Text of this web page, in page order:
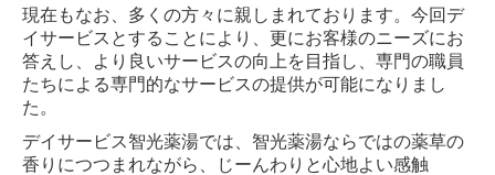
現在もなお、多くの方々に親しまれております。今回デ
イサービスとすることにより、更にお客様のニーズにお
答えし、より良いサービスの向上を目指し、専門の職員
たちによる専門的なサービスの提供が可能になりまし
た。
デイサービス智光薬湯では、智光薬湯ならではの薬草の
香りにつつまれながら、じーんわりと心地よい感触